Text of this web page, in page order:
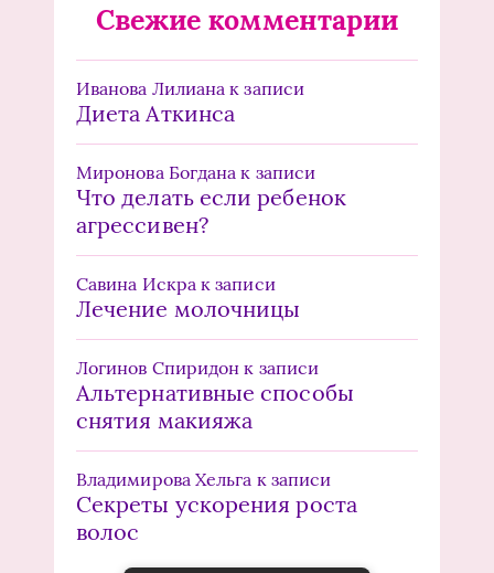
Свежие комментарии
Иванова Лилиана к записи
Диета Аткинса
Миронова Богдана к записи
Что делать если ребенок
агрессивен?
Савина Искра к записи
Лечение молочницы
Логинов Спиридон к записи
Альтернативные способы
снятия макияжа
Владимирова Хельга к записи
Секреты ускорения роста
волос